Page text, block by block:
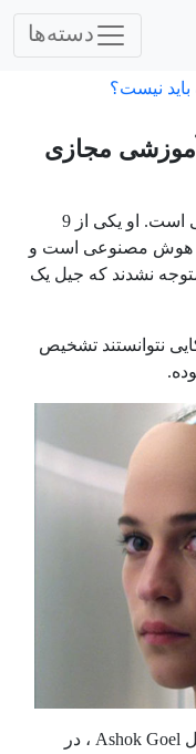
دسته‌ها
نیست؟
مجازی
جیل واتسون یک دستیار آموزشی واقعی است. او یکی از 9
هوش مصنوعی است و
نشدند که جیل یک
نتوانستند تشخیص
دانشکده محاسبات پرفسور آشوک گوئل Ashok Goel ، در